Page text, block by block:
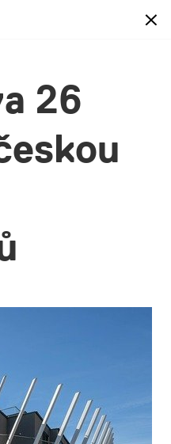
součástí
Pokud Tě baví práce
a záleží Ti na
pro klienty i
26